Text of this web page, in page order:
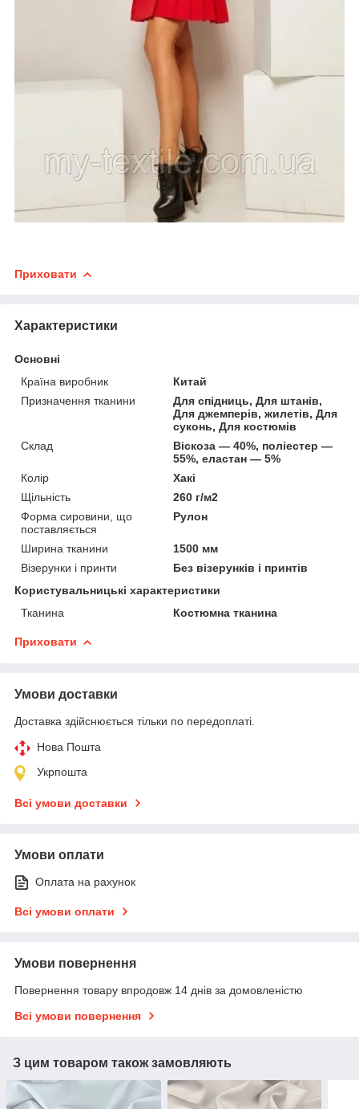
Приховати
Характеристики
Основні
Країна виробник
Китай
Призначення тканини
Для спідниць, Для штанів,
Для джемперів, жилетів, Для
суконь, Для костюмів
Склад
Віскоза — 40%, поліестер —
55%, еластан — 5%
Колір
Хакі
Щільність
260 г/м2
Форма сировини, що
поставляється
Рулон
Ширина тканини
1500 мм
Візерунки і принти
Без візерунків і принтів
Користувальницькі характеристики
Тканина
Костюмна тканина
Приховати
Умови доставки
Доставка здійснюється тільки по передоплаті.
Нова Пошта
Укрпошта
Всі умови доставки
Умови оплати
Оплата на рахунок
Всі умови оплати
Умови повернення
Повернення товару впродовж 14 днів за домовленістю
Всі умови повернення
З цим товаром також замовляють